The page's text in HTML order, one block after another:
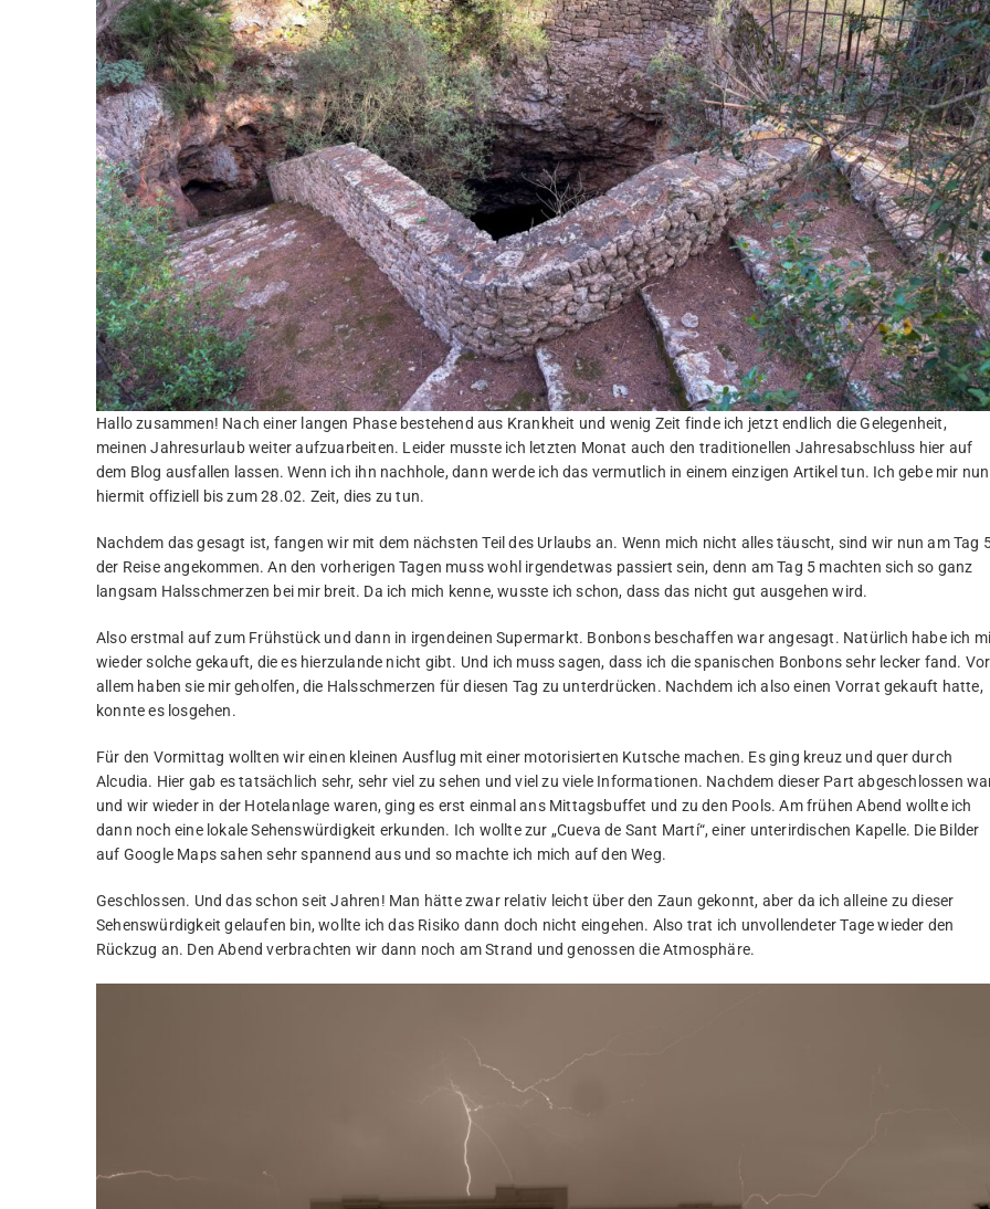
Hallo zusammen! Nach einer langen Phase bestehend aus Krankheit und wenig Zeit finde ich jetzt endlich die Gelegenheit,
meinen Jahresurlaub weiter aufzuarbeiten. Leider musste ich letzten Monat auch den traditionellen Jahresabschluss hier auf
dem Blog ausfallen lassen. Wenn ich ihn nachhole, dann werde ich das vermutlich in einem einzigen Artikel tun. Ich gebe mir nun
hiermit offiziell bis zum 28.02. Zeit, dies zu tun.
Nachdem das gesagt ist, fangen wir mit dem nächsten Teil des Urlaubs an. Wenn mich nicht alles täuscht, sind wir nun am Tag
der Reise angekommen. An den vorherigen Tagen muss wohl irgendetwas passiert sein, denn am Tag 5 machten sich so ganz
langsam Halsschmerzen bei mir breit. Da ich mich kenne, wusste ich schon, dass das nicht gut ausgehen wird.
Also erstmal auf zum Frühstück und dann in irgendeinen Supermarkt. Bonbons beschaffen war angesagt. Natürlich habe ich
wieder solche gekauft, die es hierzulande nicht gibt. Und ich muss sagen, dass ich die spanischen Bonbons sehr lecker fand. Vor
allem haben sie mir geholfen, die Halsschmerzen für diesen Tag zu unterdrücken. Nachdem ich also einen Vorrat gekauft hatte,
konnte es losgehen.
Für den Vormittag wollten wir einen kleinen Ausflug mit einer motorisierten Kutsche machen. Es ging kreuz und quer durch
Alcudia. Hier gab es tatsächlich sehr, sehr viel zu sehen und viel zu viele Informationen. Nachdem dieser Part abgeschlossen
und wir wieder in der Hotelanlage waren, ging es erst einmal ans Mittagsbuffet und zu den Pools. Am frühen Abend wollte ich
dann noch eine lokale Sehenswürdigkeit erkunden. Ich wollte zur „Cueva de Sant Martí“, einer unterirdischen Kapelle. Die Bilder
auf Google Maps sahen sehr spannend aus und so machte ich mich auf den Weg.
Geschlossen. Und das schon seit Jahren! Man hätte zwar relativ leicht über den Zaun gekonnt, aber da ich alleine zu dieser
Sehenswürdigkeit gelaufen bin, wollte ich das Risiko dann doch nicht eingehen. Also trat ich unvollendeter Tage wieder den
Rückzug an. Den Abend verbrachten wir dann noch am Strand und genossen die Atmosphäre.